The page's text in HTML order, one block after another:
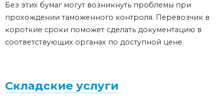
Без этих бумаг могут возникнуть проблемы при
прохождении таможенного контроля. Перевозчик в
короткие сроки поможет сделать документацию в
соответствующих органах по доступной цене.
Складские услуги